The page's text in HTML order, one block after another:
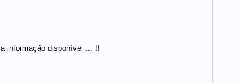
informação disponível ... !!